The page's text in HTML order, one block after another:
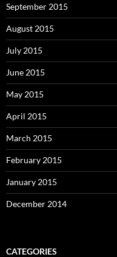
September 2015
August 2015
July 2015
June 2015
May 2015
April 2015
March 2015
February 2015
January 2015
December 2014
CATEGORIES